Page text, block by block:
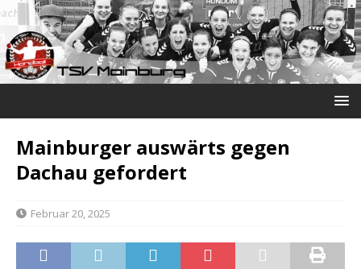
Mainburger auswärts gegen
Dachau gefordert
Februar 20, 2025